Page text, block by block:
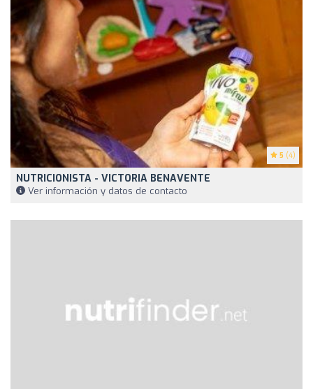
5 (4)
NUTRICIONISTA - VICTORIA BENAVENTE
Ver información y datos de contacto